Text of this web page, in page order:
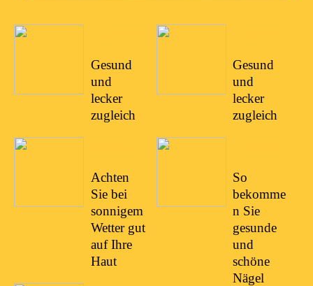
Gesund
und
lecker
zugleich
Achten
Sie bei
sonnigem
Wetter gut
auf Ihre
Haut
Gesund
und
lecker
zugleich
So
bekomme
n Sie
gesunde
und
schöne
Nägel